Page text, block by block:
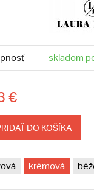
skladom
€
DO KOŠÍKA
krémová